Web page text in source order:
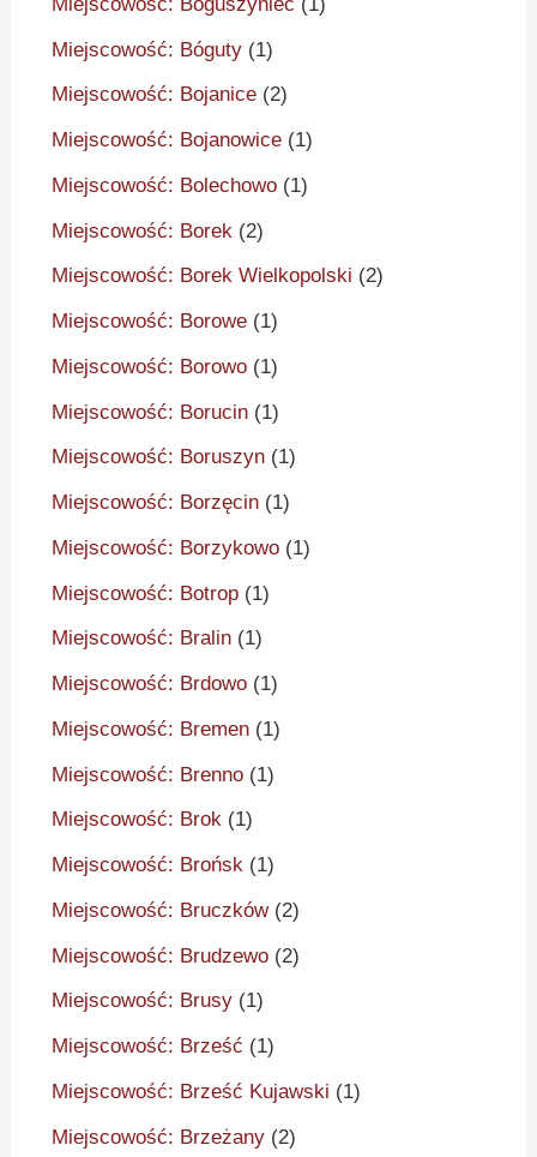
Miejscowość: Bóguty (1)
Miejscowość: Bojanice (2)
Miejscowość: Bojanowice (1)
Miejscowość: Bolechowo (1)
Miejscowość: Borek (2)
Miejscowość: Borek Wielkopolski (2)
Miejscowość: Borowe (1)
Miejscowość: Borowo (1)
Miejscowość: Borucin (1)
Miejscowość: Boruszyn (1)
Miejscowość: Borzęcin (1)
Miejscowość: Borzykowo (1)
Miejscowość: Botrop (1)
Miejscowość: Bralin (1)
Miejscowość: Brdowo (1)
Miejscowość: Bremen (1)
Miejscowość: Brenno (1)
Miejscowość: Brok (1)
Miejscowość: Brońsk (1)
Miejscowość: Bruczków(2)
Miejscowość: Brudzewo (2)
Miejscowość: Brusy (1)
Miejscowość: Brześć (1)
Miejscowość: Brześć Kujawski (1)
Miejscowość: Brzeżany (2)